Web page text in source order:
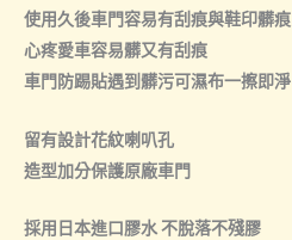
使用久後車門容易有刮痕與鞋印髒痕
心疼愛車容易髒又有刮痕
車門防踢貼遇到髒污可濕布一擦即淨
留有設計花紋喇叭孔
造型加分保護原廠車門
採用日本進口膠水 不脫落不殘膠